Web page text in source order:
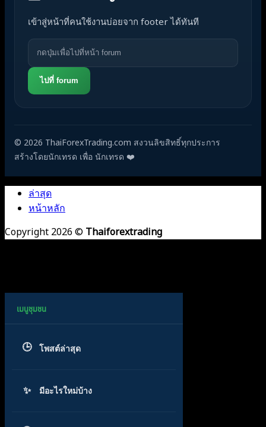
เข้าสู่หน้าที่คนใช้งานบ่อยจาก footer ได้ทันที
ไปที่ forum
© 2026 ThaiForexTrading.com สงวนลิขสิทธิ์ทุกประการ
สร้างโดยนักเทรด เพื่อ นักเทรด ❤️
ล่าสุด
หน้าหลัก
Copyright 2026 © Thaiforextrading
โพสต์ล่าสุด
มีอะไรใหม่บ้าง